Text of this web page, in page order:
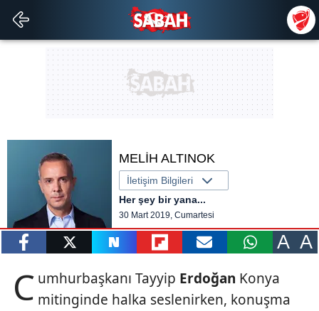
MELİH ALTINOK
İletişim Bilgileri
Her şey bir yana...
30 Mart 2019, Cumartesi
gönder
A A
C umhurbaşkanı Tayyip Erdoğan Konya
mitinginde halka seslenirken, konuşma